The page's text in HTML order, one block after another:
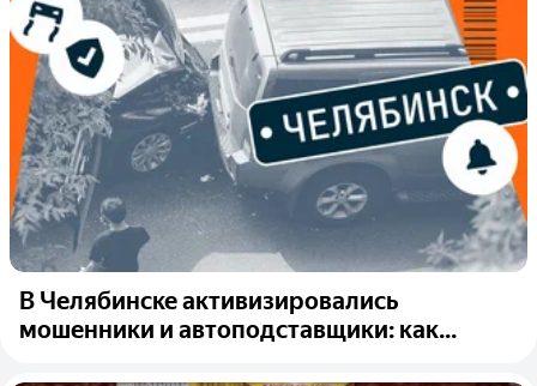
В Челябинске активизировались
мошенники и автоподставщики: как...